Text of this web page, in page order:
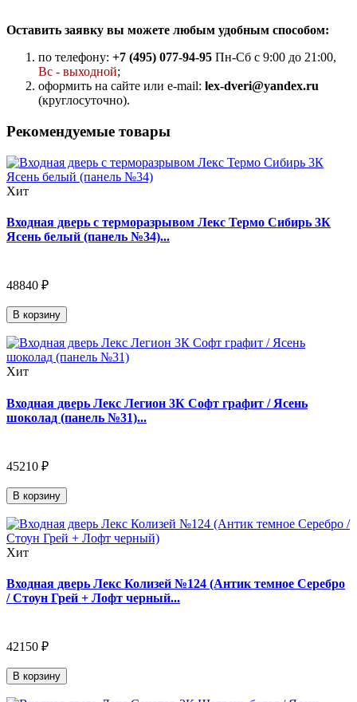
Оставить заявку вы можете любым удобным способом:
по телефону: +7 (495) 077-94-95 Пн-Сб с 9:00 до 21:00,
Вс - выходной;
оформить на сайте или e-mail: lex-dveri@yandex.ru
(круглосуточно).
Рекомендуемые товары
Хит
Входная дверь с терморазрывом Лекс Термо Сибирь 3К
Ясень белый (панель №34)...
48840 ₽
В корзину
Хит
Входная дверь Лекс Легион 3К Софт графит / Ясень
шоколад (панель №31)...
45210 ₽
В корзину
Хит
Входная дверь Лекс Колизей №124 (Антик темное Серебро
/ Стоун Грей + Лофт черный...
42150 ₽
В корзину